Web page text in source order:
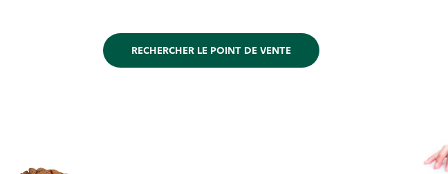
RECHERCHER LE POINT DE VENTE